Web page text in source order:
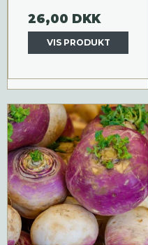
26,00 DKK
VIS PRODUKT